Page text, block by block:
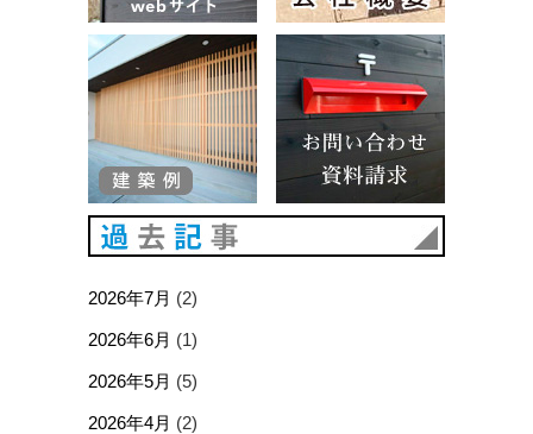
2026年7月 (2)
2026年6月 (1)
2026年5月 (5)
2026年4月 (2)